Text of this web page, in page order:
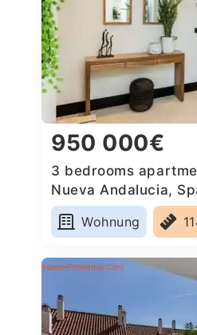
950 000€
3 bedrooms
Nueva Andalucia,
Wohnung